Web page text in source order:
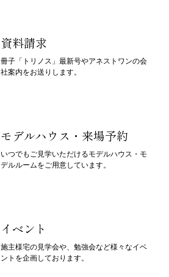
資料請求
冊子「トリノス」最新号やアネストワンの会
社案内をお送りします。
モデルハウス・来場予約
いつでもご見学いただけるモデルハウス・モ
デルルームをご用意しています。
イベント
施主様宅の見学会や、勉強会など様々なイベ
ントを企画しております。